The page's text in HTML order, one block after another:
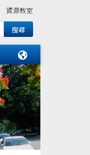
資源教室